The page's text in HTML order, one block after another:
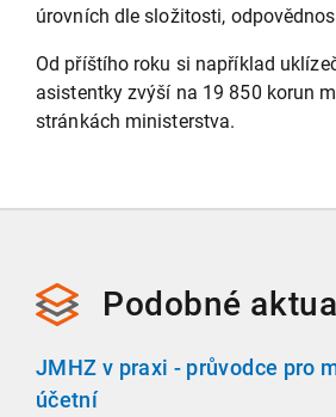
úrovních dle složitosti,
Od příštího roku si například
asistentky zvýší na 19 850 korun
stránkách ministerstva.
Podobné
JMHZ v praxi - průvodce pro
účetní